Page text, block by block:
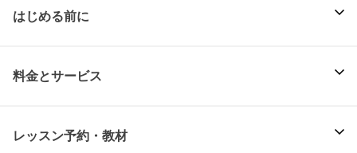
はじめる前に
料金とサービス
レッスン予約・教材